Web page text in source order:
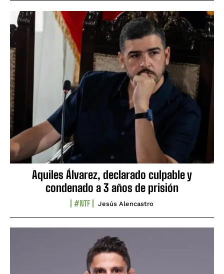
Aquiles Álvarez, declarado culpable y
condenado a 3 años de prisión
#NTF Jesús Alencastro